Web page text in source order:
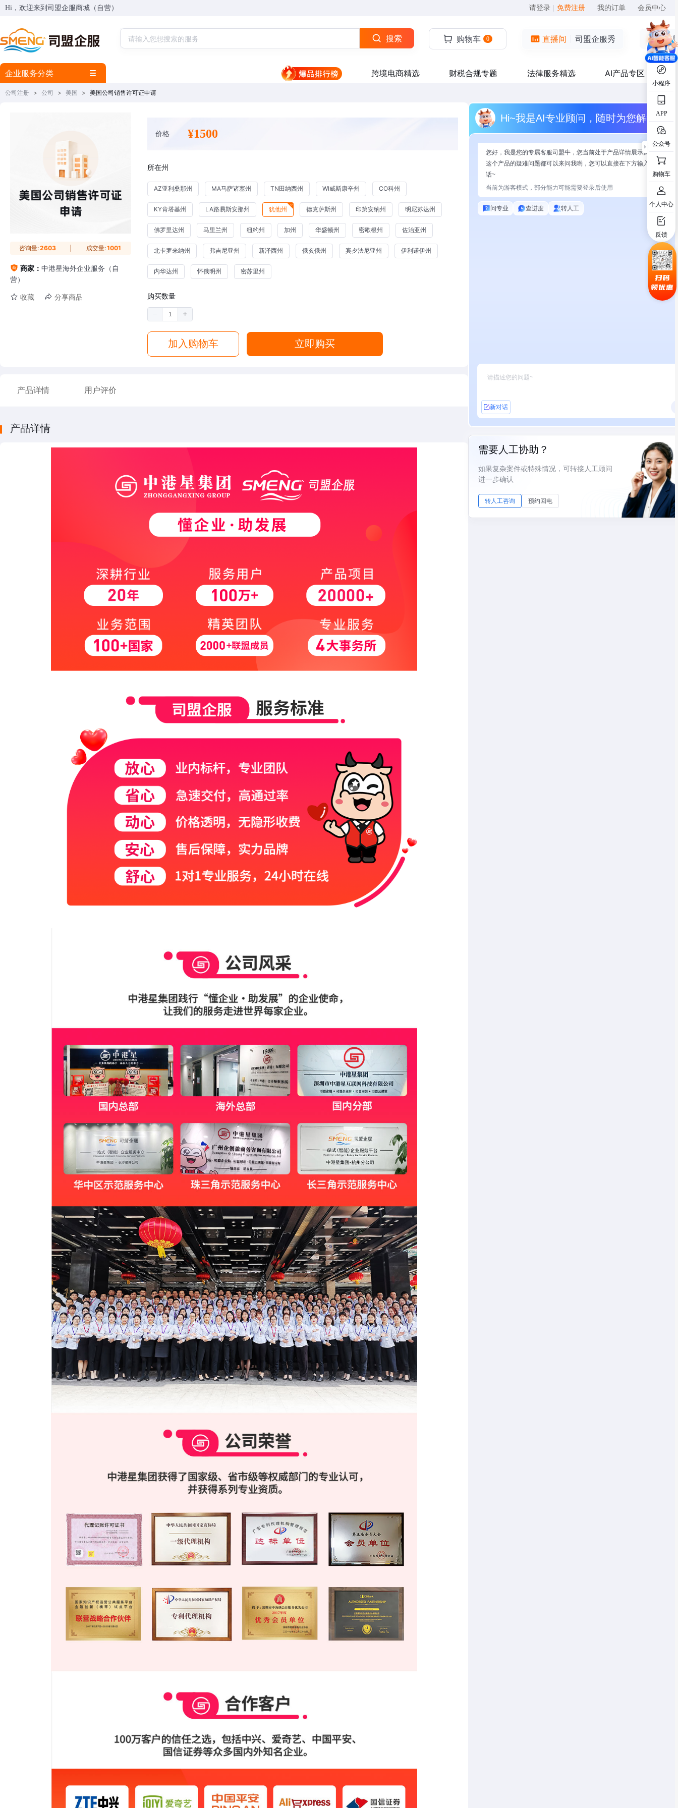
Hi，欢迎来到司盟企服商城（自营） 请登录 免费注册 我的订单 会员中心
小程序
APP
公众号
购物车
个人中心
反馈
扫码
领优惠
搜索 购物车 0 直播间 司盟企服秀
企业服务分类 跨境电商精选 财税合规专题 法律服务精选 AI产品专区
公司注册 > 公司 > 美国 > 美国公司销售许可证申请
咨询量:2603 成交量:1001
商家： 中港星海外企业服务（自
营）
收藏 分享商品
价格 ¥1500
所在州
AZ亚利桑那州 MA马萨诸塞州 TN田纳西州 WI威斯康辛州 CO科州
KY肯塔基州 LA路易斯安那州 犹他州 德克萨斯州 印第安纳州 明尼苏达州
佛罗里达州 马里兰州 纽约州 加州 华盛顿州 密歇根州 佐治亚州
北卡罗来纳州 弗吉尼亚州 新泽西州 俄亥俄州 宾夕法尼亚州 伊利诺伊州
内华达州 怀俄明州 密苏里州
购买数量
加入购物车 立即购买
产品详情 用户评价
产品详情
Hi~我是AI专业顾问，随时为您解答
您好，我是您的专属客服司盟牛，您当前处于产品详情展示页面，有关
这个产品的疑难问题都可以来问我哟，您可以直接在下方输入问题开始
话~
当前为游客模式，部分能力可能需要登录后使用
问专业 查进度 转人工
新对话
需要人工协助？
如果复杂案件或特殊情况，可转接人工顾问
进一步确认
转人工咨询 预约回电